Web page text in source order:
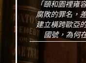
「頤和園裡雍
腐敗的罪名，
建立橫跨歐亞
國號，為何